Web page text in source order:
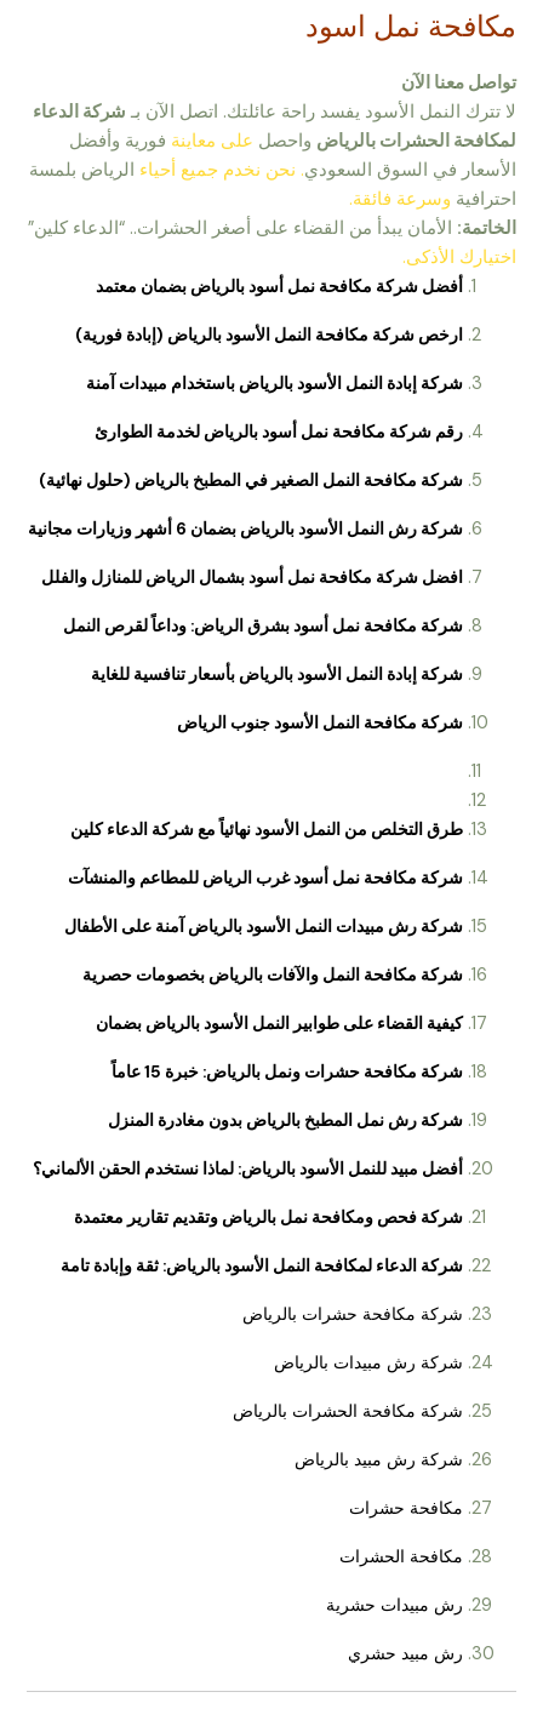
مكافحة نمل اسود
تواصل معنا الآن
لا تترك النمل الأسود يفسد راحة عائلتك. اتصل الآن بـ شركة الدعاء
لمكافحة الحشرات بالرياض واحصل على معاينة فورية وأفضل
الأسعار في السوق السعودي. نحن نخدم جميع أحياء الرياض بلمسة
احترافية وسرعة فائقة.
الخاتمة: الأمان يبدأ من القضاء على أصغر الحشرات.. “الدعاء كلين”
اختيارك الأذكى.
أفضل شركة مكافحة نمل أسود بالرياضبضمان معتمد
ارخص شركة مكافحة النمل الأسود بالرياض (إبادة فورية)
شركة إبادة النمل الأسود بالرياض باستخدام مبيدات آمنة
رقم شركة مكافحة نمل أسود بالرياض لخدمة الطوارئ
شركة مكافحة النمل الصغير في المطبخ بالرياض (حلول نهائية)
شركة رش النمل الأسود بالرياض بضمان 6 أشهر وزيارات مجانية
افضل شركة مكافحة نمل أسود بشمال الرياضللمنازل والفلل
شركة مكافحة نمل أسود بشرق الرياض: وداعاً لقرص النمل
شركة إبادة النمل الأسود بالرياض بأسعار تنافسية للغاية
شركة مكافحة النمل الأسودجنوب الرياض
طرق التخلص من النمل الأسود نهائياً مع شركةالدعاء كلين
شركة مكافحة نمل أسود غرب الرياض للمطاعم والمنشآت
شركة رش مبيدات النمل الأسود بالرياض آمنة علىالأطفال
شركة مكافحة النمل والآفات بالرياض بخصومات حصرية
كيفية القضاء على طوابير النمل الأسود بالرياض بضمان
شركة مكافحة حشرات ونمل بالرياض: خبرة
شركة رش نمل المطبخ بالرياض بدون مغادرة المنزل
أفضل مبيد للنمل الأسود بالرياض: لماذا نستخدمالحقن الألماني؟
شركة فحص ومكافحة نمل بالرياض وتقديم تقارير معتمدة
شركة الدعاء لمكافحة النمل الأسود بالرياض: ثقة وإبادة تامة
شركة مكافحة حشرات بالرياض
شركة رش مبيدات بالرياض
شركة مكافحة الحشرات بالرياض
شركة رش مبيد بالرياض
مكافحة حشرات
مكافحة الحشرات
رش مبيدات حشرية
رش مبيد حشري